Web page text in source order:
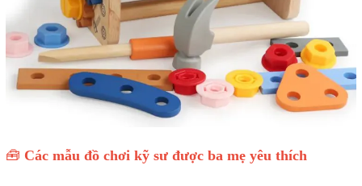
🧰 Các mẫu đồ chơi kỹ sư được ba mẹ yêu thích